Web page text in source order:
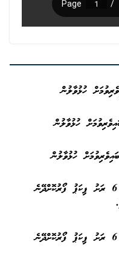
ދ އަތޮޅު ކައުންސިލަށް 5 ބަގީ އަދި 6 ރަށު ޕިކަޕު ފޯރުކޮށްދޭނެ
ދ އަތޮޅު ކައުންސިލަށް 5 ބަގީ އަދި 6 ރަށު ޕިކަޕު ފޯރުކޮށްދޭނެ